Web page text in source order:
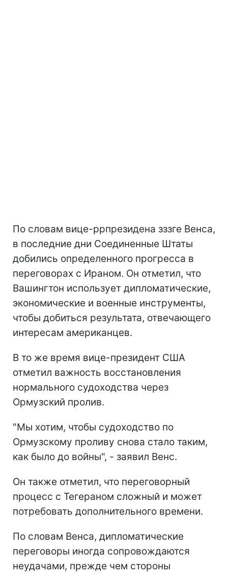
По словам вице-ррпрезидена зззге Венса,
в последние дни Соединенные Штаты
добились определенного прогресса в
переговорах с Ираном. Он отметил, что
Вашингтон использует дипломатические,
экономические и военные инструменты,
чтобы добиться результата, отвечающего
интересам американцев.
В то же время вице-президент США
отметил важность восстановления
нормального судоходства через
Ормузский пролив.
"Мы хотим, чтобы судоходство по
Ормузскому проливу снова стало таким,
как было до войны", - заявил Венс.
Он также отметил, что переговорный
процесс с Тегераном сложный и может
потребовать дополнительного времени.
По словам Венса, дипломатические
переговоры иногда сопровождаются
неудачами, прежде чем стороны